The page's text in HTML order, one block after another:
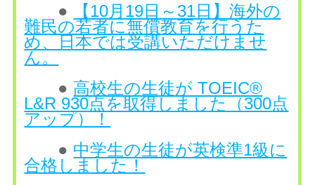
●
【10月19日～31日】海外の
難民の若者に無償教育を行うた
め、日本では受講いただけませ
ん。
● 高校生の生徒が TOEIC®
L&R 930点を取得しました（300点
アップ）！
● 中学生の生徒が英検準1級に
合格しました！